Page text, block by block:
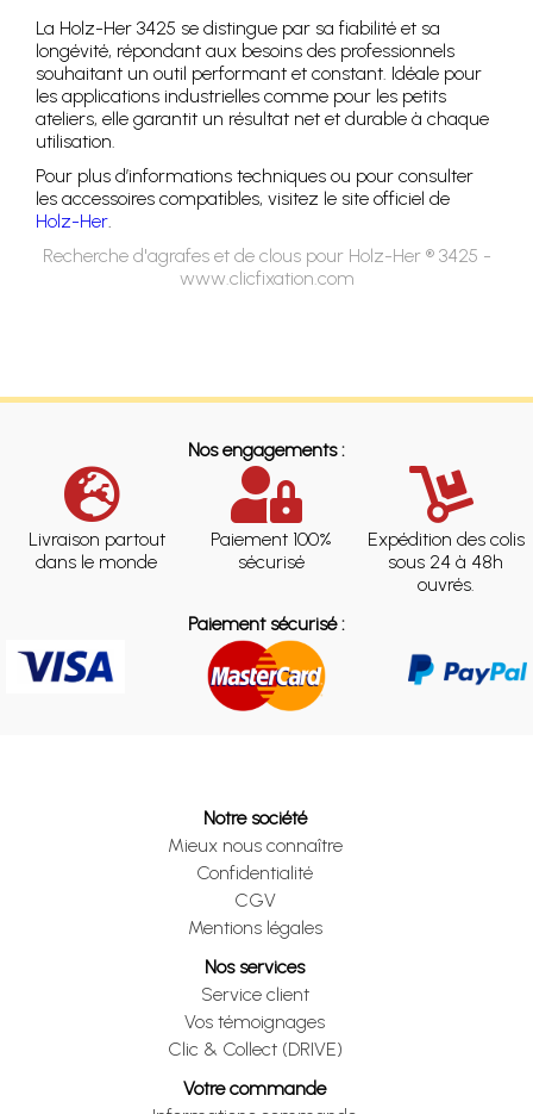
La Holz-Her 3425 se distingue par sa fiabilité et sa
longévité, répondant aux besoins des professionnels
souhaitant un outil performant et constant. Idéale pour
les applications industrielles comme pour les petits
ateliers, elle garantit un résultat net et durable à chaque
utilisation.
Pour plus d’informations techniques ou pour consulter
les accessoires compatibles, visitez le site officiel de
Holz-Her.
Recherche d'agrafes et de clous pour Holz-Her ® 3425 -
www.clicfixation.com
Nos engagements :
Livraison partout
dans le monde
Paiement 100%
sécurisé
Expédition des colis
sous 24 à 48h
ouvrés.
Paiement sécurisé :
Notre société
Mieux nous connaître
Confidentialité
CGV
Mentions légales
Nos services
Service client
Vos témoignages
Clic & Collect (DRIVE)
Votre commande